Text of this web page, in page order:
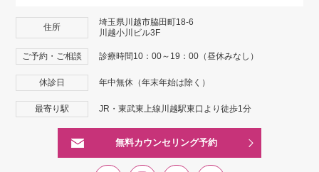
住所
埼玉県川越市脇田町18-6
川越小川ビル3F
ご予約・ご相談 診療時間10：00～19：00（昼休みなし）
休診日 年中無休（年末年始は除く）
最寄り駅 JR・東武東上線川越駅東口より徒歩1分
無料カウンセリング予約